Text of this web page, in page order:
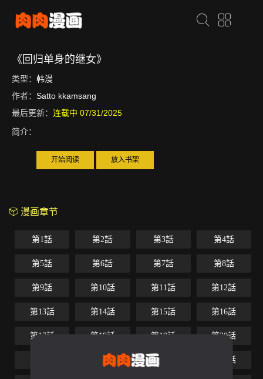
《回归单身的继女》
类型： 韩漫
作者： Satto kkamsang
最后更新： 连载中 07/31/2025
简介：
开始阅读 放入书架
漫画章节
第1話 第2話 第3話 第4話
第5話 第6話 第7話 第8話
第9話 第10話 第11話 第12話
第13話 第14話 第15話 第16話
第17話 第18話 第19話 第20話
第22話 第23話 第24話